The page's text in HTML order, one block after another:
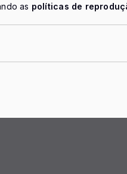
as políticas de